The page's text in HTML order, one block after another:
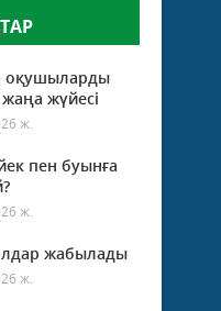
оқушыларды
жүйесі
ж.
пен буынға
ж.
жабылады
ж.